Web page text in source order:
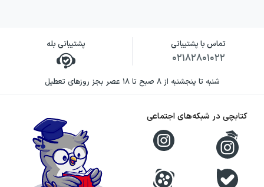
تماس با پشتیبانی
۰۲۱۸۲۸۰۱۰۲۲
پشتیبانی بله
شنبه تا پنجشنبه از ۸ صبح تا ۱۸ عصر بجز روزهای تعطیل
کتابچی در شبکه‌های اجتماعی